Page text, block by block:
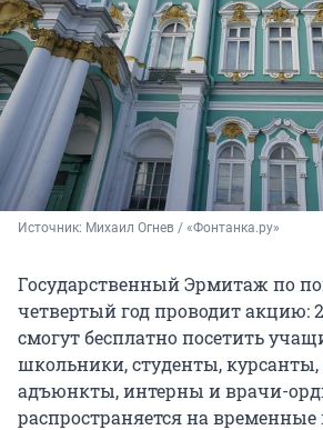
Источник: Михаил Огнев / «Фонтанка.ру»
Государственный Эрмитаж по
четвертый год проводит акцию:
смогут бесплатно посетить
школьники, студенты,
адъюнкты, интерны и врачи-
распространяется на